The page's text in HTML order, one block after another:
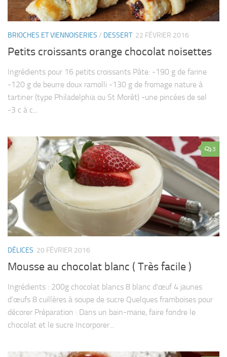
BRIOCHES ET VIENNOISERIES / DESSERT 22 FÉVRIER 2016
Petits croissants orange chocolat noisettes
Ingrédients pour 16 petits croissants Pâte: -190 g de farine
-120 g de beurre doux ramolli -130 g de fromage nature à
tartiner (type Philadelphia ou St Morêt) -une pincées de sel
-3 c à c...
3
DÉLICES 20 FÉVRIER 2016
Mousse au chocolat blanc ( Très facile )
Ingrédients : 200g chocolat blancs 8 blanc d’œuf 4 jaunes
d’œufs 8 cuillères à soupe de sucre Quelques framboises pour
décorer Préparation : Dans un bain-marie, faire fondre le
chocolat et le sucre Incorporer...